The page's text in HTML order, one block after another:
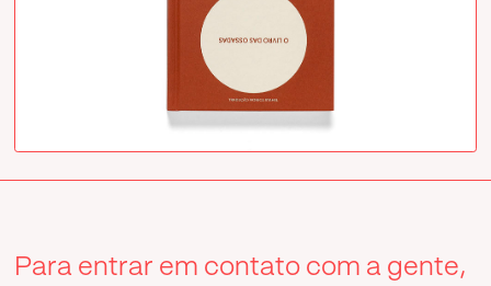
Para entrar em contato com a gente,